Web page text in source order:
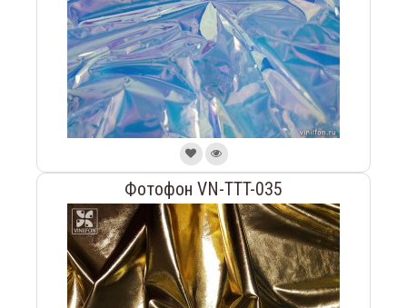
Фотофон VN-TTT-035